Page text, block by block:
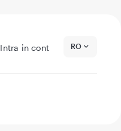
Intra in cont RO